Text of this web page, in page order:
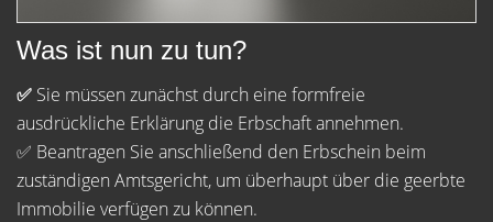
Was ist nun zu tun?
✅ Sie müssen zunächst durch eine formfreie
ausdrückliche Erklärung die Erbschaft annehmen.
✅ Beantragen Sie anschließend den Erbschein beim
zuständigen Amtsgericht, um überhaupt über die geerbte
Immobilie verfügen zu können.